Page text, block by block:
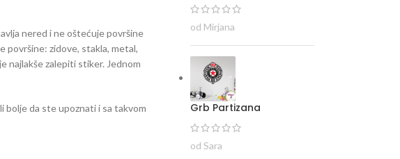
nered i ne oštećuje površine
površine: zidove, stakla, metal,
najlakše zalepiti stiker. Jednom
bolje da ste upoznati i sa takvom
od Mirjana
Grb Partizana
od Sara